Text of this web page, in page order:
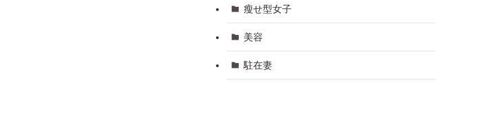
瘦せ型女子
美容
駐在妻